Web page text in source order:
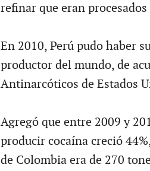
refinar que eran
En 2010, Perú pudo haber
productor del mundo, de
Antinarcóticos de Estados
Agregó que entre 2009 y
producir cocaína creció
de Colombia era de 270